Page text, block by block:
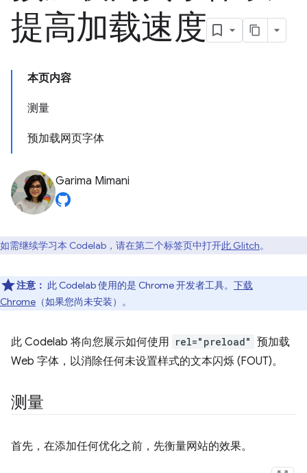
提高加载速度
本页内容
测量
预加载网页字体
Garima Mimani
如需继续学习本 Codelab，请在第二个标签页中打开此 Glitch。
注意： 此 Codelab 使用的是 Chrome 开发者工具。 下载
Chrome （如果您尚未安装）。
此 Codelab 将向您展示如何使用 rel="preload" 预加载
Web 字体，以消除任何未设置样式的文本闪烁 (FOUT)。
测量
首先，在添加任何优化之前，先衡量网站的效果。